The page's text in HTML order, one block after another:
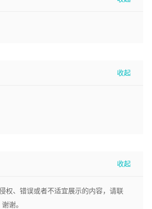
权、错误或者不适宜展示的内容，请联
谢。